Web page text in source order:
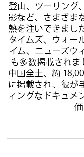
登山、ツーリング
影など、さまざま
熱を注いできまし
タイムズ、ウォー
イム、ニューズウ
も多数掲載され
中国全土、約
に掲載され、彼が
ィングなドキュメ